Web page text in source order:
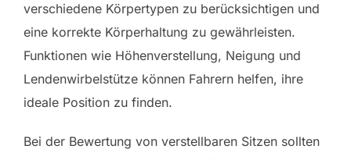
verschiedene Körpertypen zu berücksichtigen und
eine korrekte Körperhaltung zu gewährleisten.
Funktionen wie Höhenverstellung, Neigung und
Lendenwirbelstütze können Fahrern helfen, ihre
ideale Position zu finden.
Bei der Bewertung von verstellbaren Sitzen sollten